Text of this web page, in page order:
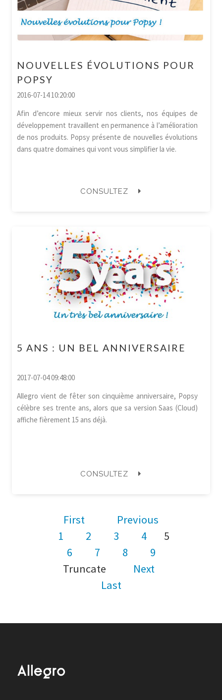
NOUVELLES ÉVOLUTIONS POUR
POPSY
2016-07-14 10:20:00
Afin d’encore mieux servir nos clients, nos équipes de
développement travaillent en permanence à l’amélioration
de nos produits. Popsy présente de nouvelles évolutions
dans quatre domaines qui vont vous simplifier la vie.
CONSULTEZ
5 ANS : UN BEL ANNIVERSAIRE
2017-07-04 09:48:00
Allegro vient de fêter son cinquième anniversaire, Popsy
célèbre ses trente ans, alors que sa version Saas (Cloud)
affiche fièrement 15 ans déjà.
CONSULTEZ
First
Previous
1
2 3 4
5
6
7 8
9
Truncate
Next
Last